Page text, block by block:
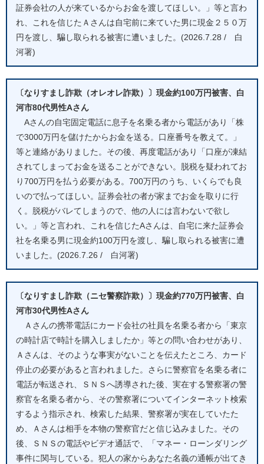
証券会社の人が来ているからお金を渡してほしい。」等と言わ
れ、これを信じたＡさんは自宅前に来ていた男に現金２５０万
円を渡し、騙し取られる被害に遭いました。(2026.7.28 / 白
河署)
〔なりすまし詐欺（オレオレ詐欺）〕現金約100万円被害、白
河市80代男性Aさん
Aさんの自宅固定電話に息子を名乗る者から電話があり「株
で3000万円を儲けたからお金を送る。口座番号を教えて。」
等と連絡がありました。その後、再度電話があり「口座が凍結
されてしまってお金を送ることができない。脱税を疑われてお
り700万円を払う必要がある。700万円のうち、いくらでも良
いので払ってほしい。証券会社の者が家までお金を取りに行
く。脱税がバレてしまうので、他の人には言わないで欲し
い。」等と言われ、これを信じたAさんは、自宅に来た証券会
社を名乗る男に現金約100万円を渡し、騙し取られる被害に遭
いました。(2026.7.26 / 白河署)
〔なりすまし詐欺（ニセ警察詐欺）〕現金約770万円被害、白
河市30代男性Aさん
Ａさんの携帯電話にカード会社の社員を名乗る者から「東京
の時計店で時計を購入しましたか」等との問い合わせがあり、
Ａさんは、そのような事実がないことを伝えたところ、カード
停止の必要があると言われました。さらに警察官を名乗る者に
電話が転送され、ＳＮＳへ誘導された後、実在する警察署の警
察官を名乗る者から、その警察署についてインターネット検索
するよう指示され、検索した結果、警察署が実在していたた
め、Ａさんは相手を本物の警察官だと信じ込みました。その
後、ＳＮＳの電話やビデオ通話で、「マネー・ローンダリング
事件に関与している。犯人の家からあなた名義の通帳が出てき